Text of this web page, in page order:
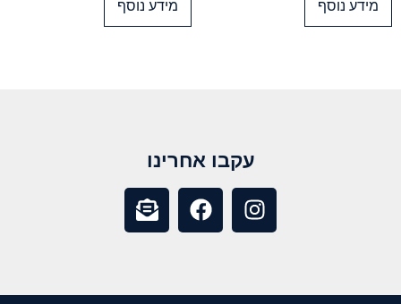
מידע נוסף מידע נוסף
עקבו אחרינו